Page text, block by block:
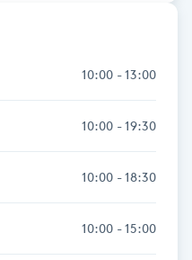
10:00 - 13:00
10:00 - 19:30
10:00 - 18:30
10:00 - 15:00